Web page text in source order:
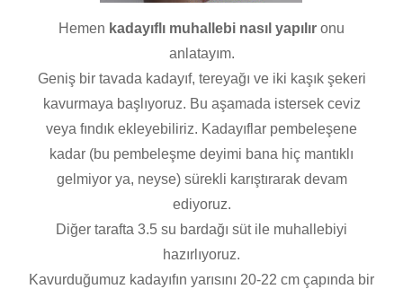
Hemen kadayıflı muhallebi nasıl yapılır onu
anlatayım.
Geniş bir tavada kadayıf, tereyağı ve iki kaşık şekeri
kavurmaya başlıyoruz. Bu aşamada istersek ceviz
veya fındık ekleyebiliriz. Kadayıflar pembeleşene
kadar (bu pembeleşme deyimi bana hiç mantıklı
gelmiyor ya, neyse) sürekli karıştırarak devam
ediyoruz.
Diğer tarafta 3.5 su bardağı süt ile muhallebiyi
hazırlıyoruz.
Kavurduğumuz kadayıfın yarısını 20-22 cm çapında bir